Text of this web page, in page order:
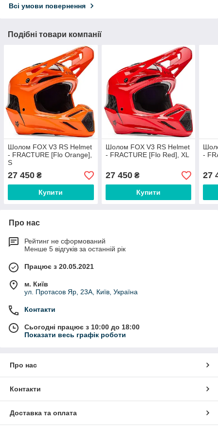
Всі умови повернення
Подібні товари компанії
Шолом FOX V3 RS Helmet
- FRACTURE [Flo Orange],
S
27 450 ₴
Купити
Шолом FOX V3 RS Helmet
- FRACTURE [Flo Red], XL
27 450₴
Купити
-
27
Про нас
Рейтинг не сформований
Менше 5 відгуків за останній рік
Працює з 20.05.2021
м. Київ
ул. Протасов Яр, 23А, Київ, Україна
Контакти
Сьогодні працює з 10:00 до 18:00
Показати весь графік роботи
Про нас
Контакти
Доставка та оплата